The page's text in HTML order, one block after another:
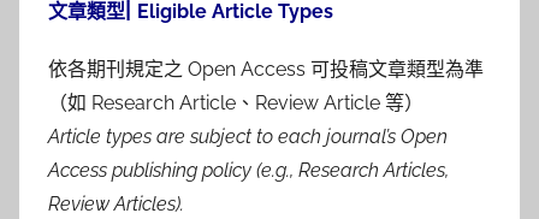
文章類型| Eligible Article Types
依各期刊規定之 Open Access 可投稿文章類型為準
（如 Research Article、Review Article 等）
Article types are subject to each journal’s Open
Access publishing policy (e.g., Research Articles,
Review Articles).